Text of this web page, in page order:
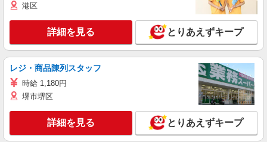
港区
詳細を見る とりあえずキープ
レジ・商品陳列スタッフ
時給 1,180円
堺市堺区
詳細を見る とりあえずキープ